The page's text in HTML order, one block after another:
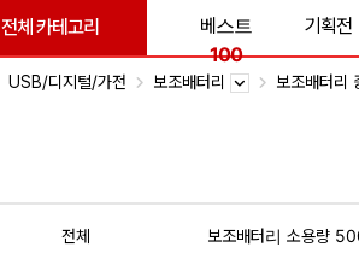
전체 카테고리
베스트
100
기획전
USB/디지털/가전 보조배터리 보조배터
전체
보조배터리 소용량